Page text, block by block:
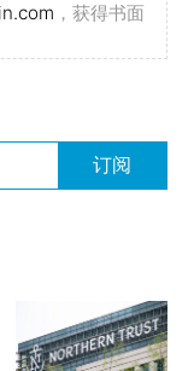
，获得书面
订阅